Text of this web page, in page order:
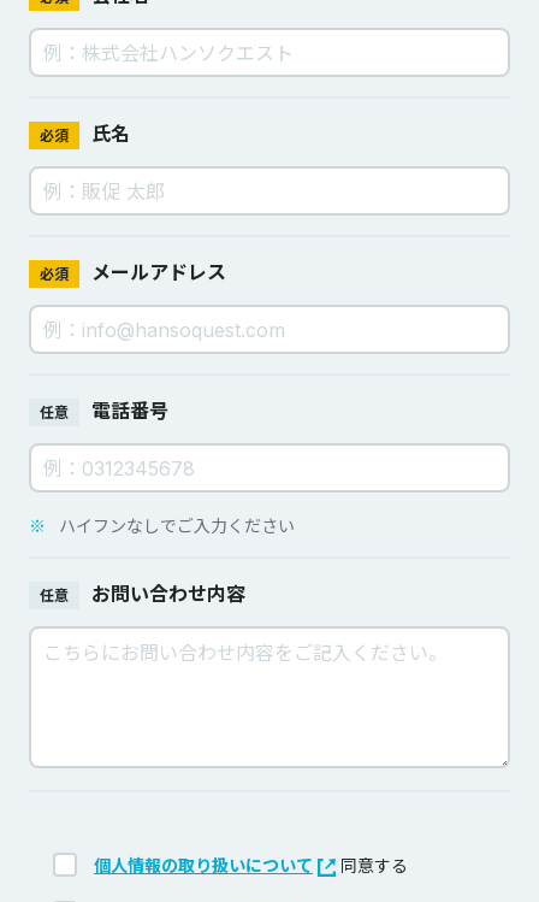
必須 氏名
必須 メールアドレス
任意 電話番号
※ ハイフンなしでご入力ください
任意 お問い合わせ内容
個人情報の取り扱いについて 同意する